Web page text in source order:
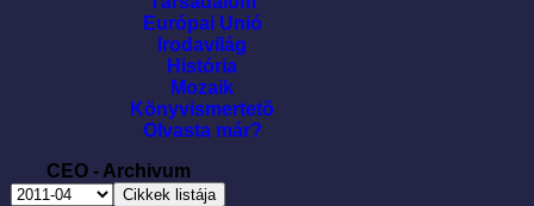
Európai Unió
Irodavilág
História
Mozaik
Könyvismertetõ
Olvasta már?
CEO - Archivum